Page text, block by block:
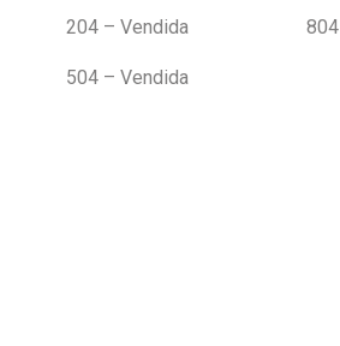
204 – Vendida
504 – Vendida